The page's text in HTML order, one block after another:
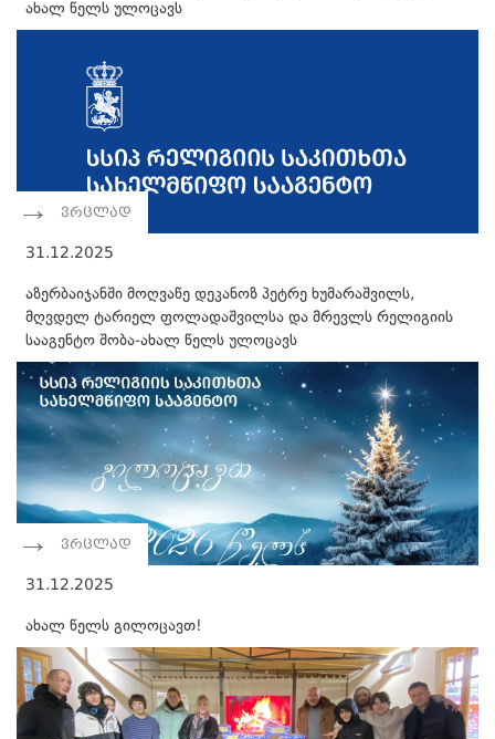
ახალ წელს ულოცავს
ვრცლად
31.12.2025
აზერბაიჯანში მოღვაწე დეკანოზ პეტრე ხუმარაშვილს,
მღვდელ ტარიელ ფოლადაშვილსა და მრევლს რელიგიის
სააგენტო შობა-ახალ წელს ულოცავს
ვრცლად
31.12.2025
ახალ წელს გილოცავთ!